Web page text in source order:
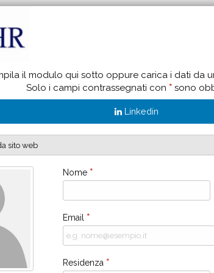
il modulo qui sotto oppure carica i dati da
Solo i campi contrassegnati con *sono
Linkedin
Nome *
Email *
Residenza *